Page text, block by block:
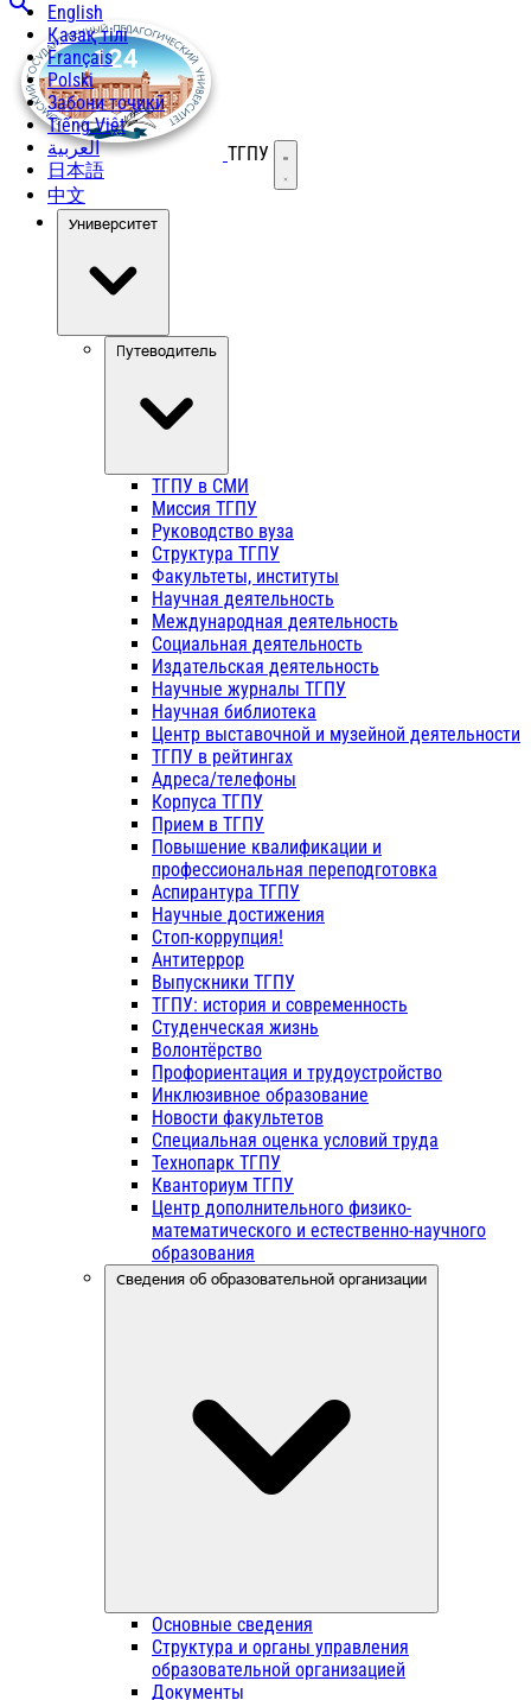
English
Қазақ тілі
Français
Polski
Забони тоҷикӣ
Tiếng Việt
العربية
日本語
中文
ТГПУ Открыть меню
Университет
Путеводитель
ТГПУ в СМИ
Миссия ТГПУ
Руководство вуза
Структура ТГПУ
Факультеты, институты
Научная деятельность
Международная деятельность
Социальная деятельность
Издательская деятельность
Научные журналы ТГПУ
Научная библиотека
Центр выставочной и музейной деятельности
ТГПУ в рейтингах
Адреса/телефоны
Корпуса ТГПУ
Прием в ТГПУ
Повышение квалификации и
профессиональная переподготовка
Аспирантура ТГПУ
Научные достижения
Стоп-коррупция!
Антитеррор
Выпускники ТГПУ
ТГПУ: история и современность
Студенческая жизнь
Волонтёрство
Профориентация и трудоустройство
Инклюзивное образование
Новости факультетов
Специальная оценка условий труда
Технопарк ТГПУ
Кванториум ТГПУ
Центр дополнительного физико-
математического и естественно-научного
образования
Сведения об образовательной организации
Основные сведения
Структура и органы управления
образовательной организацией
Документы